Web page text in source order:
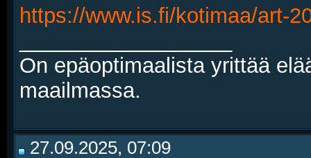
https://www.is.fi/kotimaa/art-
On epäoptimaalista yrittää
maailmassa.
27.09.2025, 07:09